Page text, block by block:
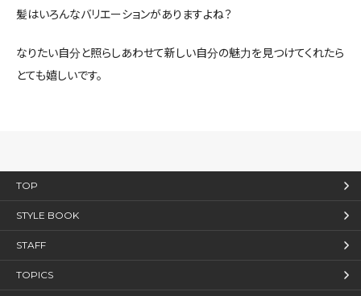
髪はいろんなバリエーションがありますよね？
なりたい自分と照らしあわせて新しい自分の魅力を見つけてくれたら
とても嬉しいです。
TOP
STYLE BOOK
STAFF
TOPICS